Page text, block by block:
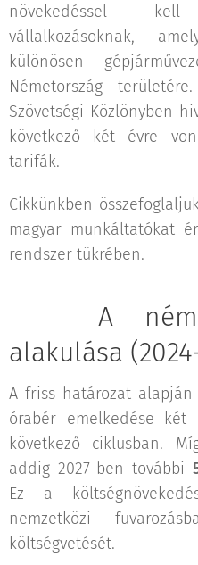
növekedéssel
vállalkozásoknak,
különösen
Németország
Szövetségi Közlönyben
következő két évre
tarifák.
Cikkünkben
magyar munkáltatókat
rendszer tükrében.
📅 A
alakulása
A friss határozat
órabér emelkedése két
következő ciklusban.
addig 2027-ben további
Ez a
nemzetközi
költségvetését.